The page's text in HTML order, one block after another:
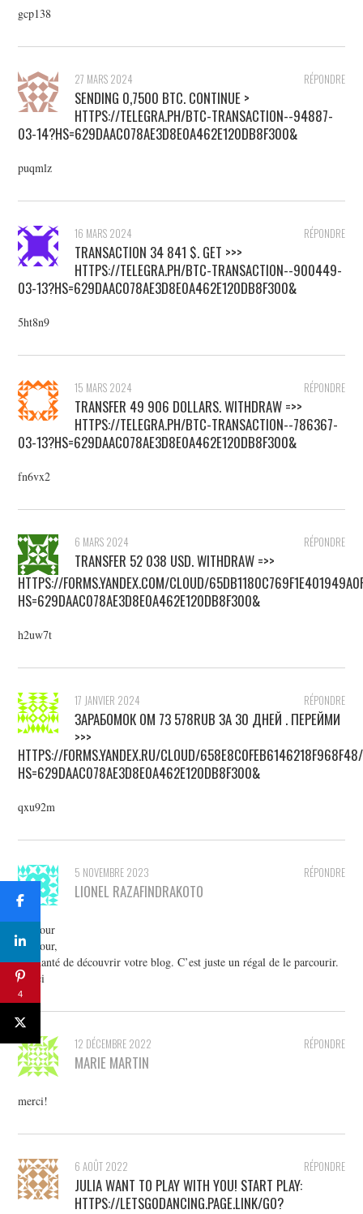
gcp138
RÉPONDRE
27 MARS 2024
SЕNDING 0,7500 ВТС. CONTINUE >
HTTPS://TELEGRA.PH/BTC-TRANSACTION--94887-
03-14?HS=629DAAC078AE3D8E0A462E120DB8F300&
puqmlz
RÉPONDRE
16 MARS 2024
TRANSACTION 34 841 $. GЕТ >>>
HTTPS://TELEGRA.PH/BTC-TRANSACTION--900449-
03-13?HS=629DAAC078AE3D8E0A462E120DB8F300&
5ht8n9
RÉPONDRE
15 MARS 2024
TRANSFER 49 906 DOLLARS. WITHDRАW =>>
HTTPS://TELEGRA.PH/BTC-TRANSACTION--786367-
03-13?HS=629DAAC078AE3D8E0A462E120DB8F300&
fn6vx2
RÉPONDRE
6 MARS 2024
TRANSFER 52 038 USD. WITHDRАW =>>
HTTPS://FORMS.YANDEX.COM/CLOUD/
HS=629DAAC078AE3D8E0A462E120DB8F300&
h2uw7t
RÉPONDRE
17 JANVIER 2024
ЗAPAБOMOК OM 73 578RUВ ЗA 30 ДНEЙ . ПEPEЙMИ
>>>
HTTPS://FORMS.YANDEX.RU/CLOUD/
HS=629DAAC078AE3D8E0A462E120DB8F300&
qxu92m
RÉPONDRE
5 NOVEMBRE 2023
LIONEL RAZAFINDRAKOTO
Bonjour
Bonjour,
Enchanté de découvrir votre blog. C’est juste un régal de le parcourir.
Merci
RÉPONDRE
12 DÉCEMBRE 2022
MARIE MARTIN
merci!
RÉPONDRE
6 AOÛT 2022
JULIA WANT TO PLAY WITH YOU! START PLAY:
HTTPS://LETSG0DANCING.PAGE.LINK/GO?
4